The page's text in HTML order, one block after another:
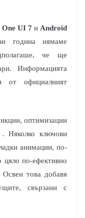
One UI 7 иAndroid
година нямаме
че ще
Информацията
от официалният
оптимизации
. Няколко ключови
анимации, по-
цяло по-ефективно
Освен това добавя
свързани с